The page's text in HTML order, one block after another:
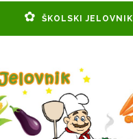
ŠKOLSKI JELOVNIK